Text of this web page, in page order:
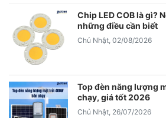
Chip LED COB là gì?
những điều cần biết
Chủ Nhật, 02/08/2026
Top đèn năng lượng
chạy, giá tốt 2026
Chủ Nhật, 26/07/2026